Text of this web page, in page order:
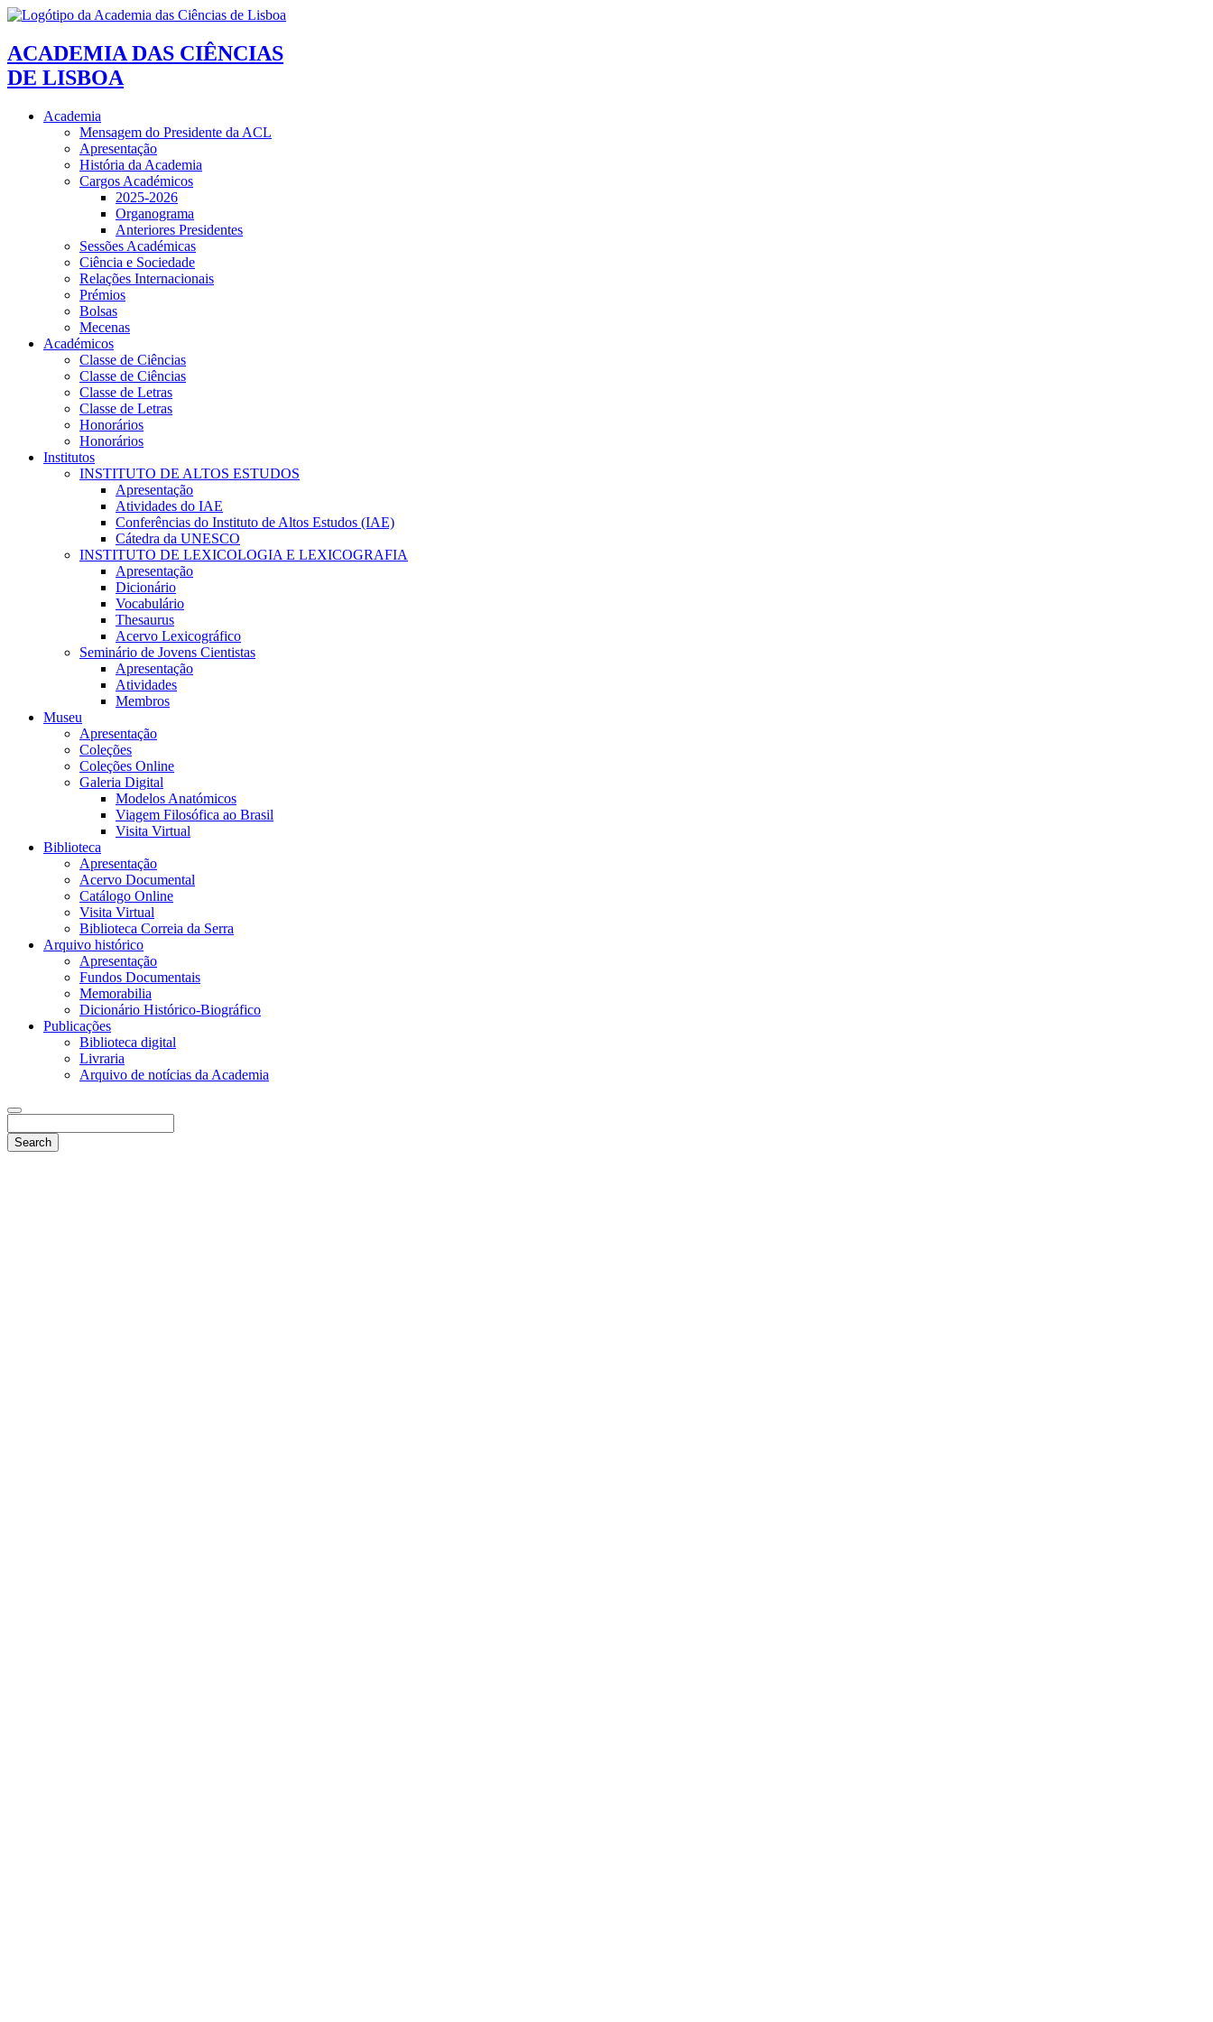
ACADEMIA DAS CIÊNCIAS
DE LISBOA
Academia
Mensagem do Presidente da ACL
Apresentação
História da Academia
Cargos Académicos
2025-2026
Organograma
Anteriores Presidentes
Sessões Académicas
Ciência e Sociedade
Relações Internacionais
Prémios
Bolsas
Mecenas
Académicos
Classe de Ciências
Classe de Ciências
Classe de Letras
Classe de Letras
Honorários
Honorários
Institutos
INSTITUTO DE ALTOS ESTUDOS
Apresentação
Atividades do IAE
Conferências do Instituto de Altos Estudos (IAE)
Cátedra da UNESCO
INSTITUTO DE LEXICOLOGIA E LEXICOGRAFIA
Apresentação
Dicionário
Vocabulário
Thesaurus
Acervo Lexicográfico
Seminário de Jovens Cientistas
Apresentação
Atividades
Membros
Museu
Apresentação
Coleções
Coleções Online
Galeria Digital
Modelos Anatómicos
Viagem Filosófica ao Brasil
Visita Virtual
Biblioteca
Apresentação
Acervo Documental
Catálogo Online
Visita Virtual
Biblioteca Correia da Serra
Arquivo histórico
Apresentação
Fundos Documentais
Memorabilia
Dicionário Histórico-Biográfico
Publicações
Biblioteca digital
Livraria
Arquivo de notícias da Academia